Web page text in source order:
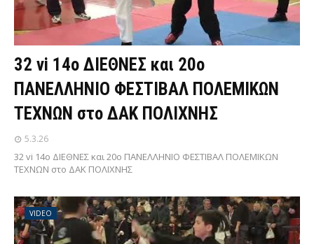
32 vi 14ο ΔΙΕΘΝΕΣ και 20ο
ΠΑΝΕΛΛΗΝΙΟ ΦΕΣΤΙΒΑΛ ΠΟΛΕΜΙΚΩΝ
ΤΕΧΝΩΝ στο ΔΑΚ ΠΟΛΙΧΝΗΣ
5.3.26
32 vi 14ο ΔΙΕΘΝΕΣ και 20ο ΠΑΝΕΛΛΗΝΙΟ ΦΕΣΤΙΒΑΛ ΠΟΛΕΜΙΚΩΝ
ΤΕΧΝΩΝ στο ΔΑΚ ΠΟΛΙΧΝΗΣ
VIDEO